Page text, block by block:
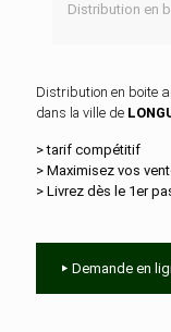
Distribution en
Distribution en boite
dans la ville de
> tarif compétitif
> Maximisez vos
> Livrez dès le 1er
Demande en